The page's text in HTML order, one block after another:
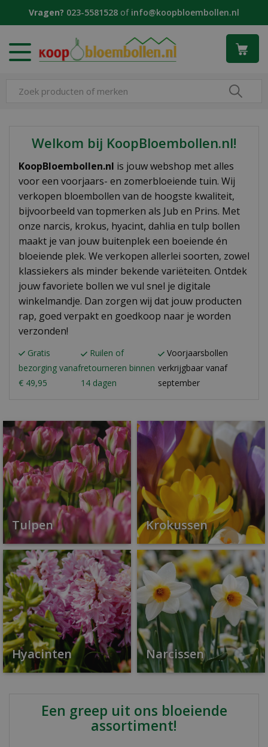
Vragen? 023-5581528 of info@koopbloembollen.nl
Welkom bij KoopBloembollen.nl!
KoopBloembollen.nl is jouw webshop met alles
voor een voorjaars- en zomerbloeiende tuin. Wij
verkopen bloembollen van de hoogste kwaliteit,
bijvoorbeeld van topmerken als Jub en Prins. Met
onze narcis, krokus, hyacint, dahlia en tulp bollen
maakt je van jouw buitenplek een boeiende én
bloeiende plek. We verkopen allerlei soorten, zowel
klassiekers als minder bekende variëteiten. Ontdek
jouw favoriete bollen we vul snel je digitale
winkelmandje. Dan zorgen wij dat jouw producten
rap, goed verpakt en goedkoop naar je worden
verzonden!
Gratis
bezorging vanaf
€ 49,95
Ruilen of
retourneren binnen
14 dagen
Voorjaarsbollen
verkrijgbaar vanaf
september
Tulpen Krokussen
Hyacinten Narcissen
Een greep uit ons bloeiende
assortiment!